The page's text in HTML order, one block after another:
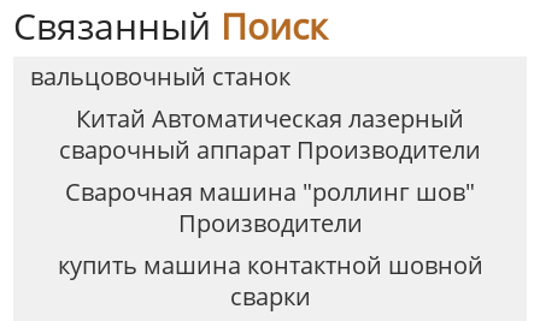
Связанный Поиск
вальцовочный станок
Китай Автоматическая лазерный
сварочный аппарат Производители
Сварочная машина "роллинг шов"
Производители
купить машина контактной шовной
сварки